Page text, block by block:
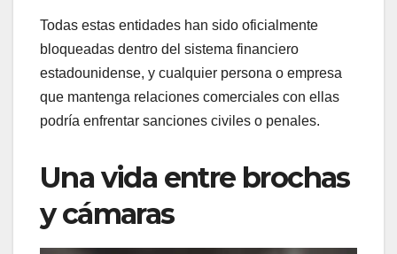
Todas estas entidades han sido oficialmente
bloqueadas dentro del sistema financiero
estadounidense, y cualquier persona o empresa
que mantenga relaciones comerciales con ellas
podría enfrentar sanciones civiles o penales.
Una vida entre brochas
y cámaras